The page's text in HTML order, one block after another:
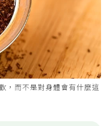
，而不是對身體會有什麼這